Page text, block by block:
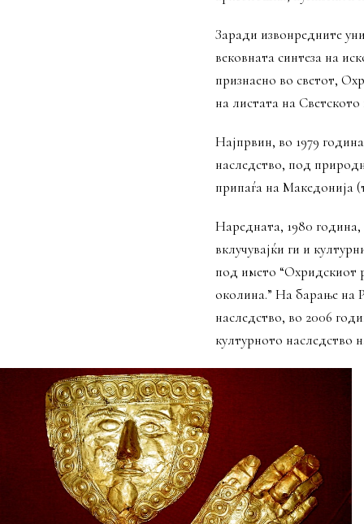
Заради извонредните
вековната синтеза на
признаено во светот,
на листата на
Најпрвин, во 1979
наследство, под
припаѓа на Македонија
Наредната, 1980
вклучувајќи ги и
под името “Охридскиот
околина.” На барање на
наследство, во 2006
културното наследство